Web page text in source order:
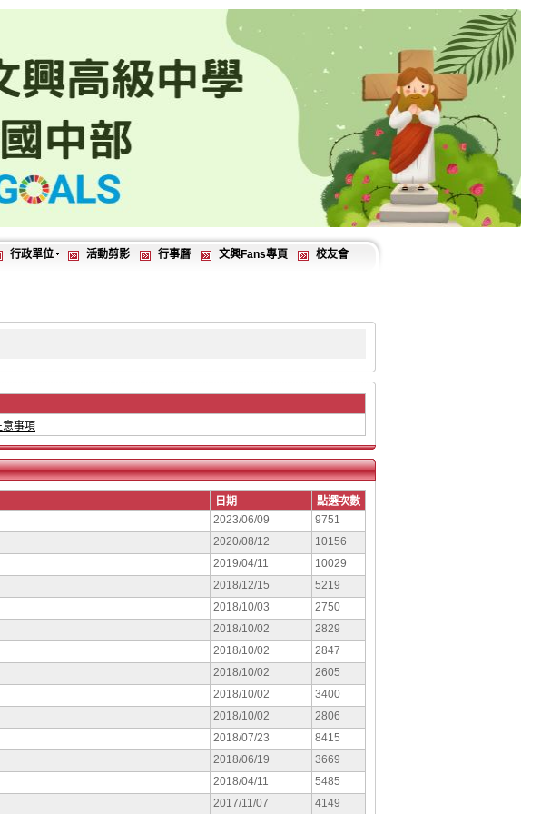
行政單位 活動剪影 行事曆 文興Fans專頁 校友會
事項
日期
點選次數
2023/06/09
9751
2020/08/12
10156
2019/04/11
10029
2018/12/15
5219
2018/10/03
2750
2018/10/02
2829
2018/10/02
2847
2018/10/02
2605
2018/10/02
3400
2018/10/02
2806
2018/07/23
8415
2018/06/19
3669
2018/04/11
5485
2017/11/07 4149